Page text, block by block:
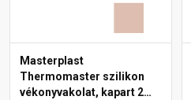
Masterplast
Thermomaster szilikon
vékonyvakolat, kapart 2